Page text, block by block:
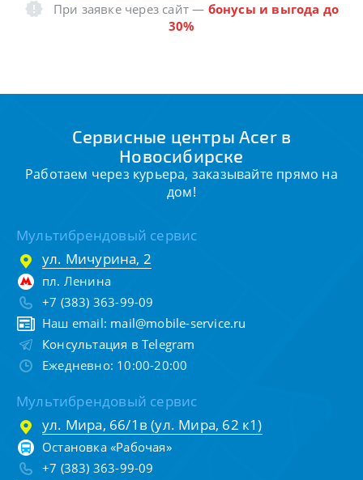
При заявке через сайт— бонусы и выгода до
30%
Сервисные центры Acer в
Новосибирске
Работаем через курьера, заказывайте прямо на
дом!
Мультибрендовый сервис
ул. Мичурина, 2
пл. Ленина
+7 (383) 363-99-09
Наш email: mail@mobile-service.ru
Консультация в Telegram
Ежедневно: 10:00-20:00
Мультибрендовый сервис
ул. Мира, 66/1в (ул. Мира, 62 к1)
Остановка «Рабочая»
+7 (383) 363-99-09